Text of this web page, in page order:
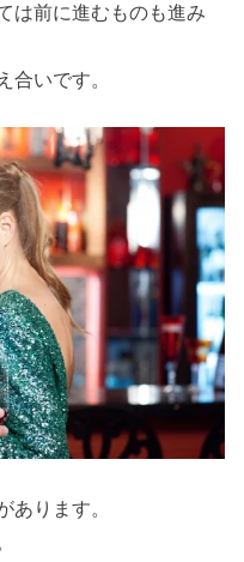
は前に進むものも進み
合いです。
あります。